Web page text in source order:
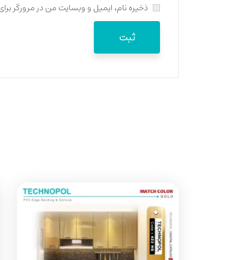
ذخیره نام، ایمیل و وبسایت من در مرورگر